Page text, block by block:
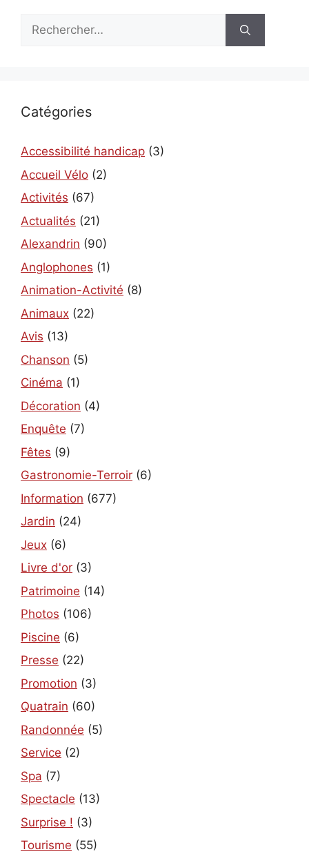
Rechercher :
Catégories
Accessibilité handicap (3)
Accueil Vélo (2)
Activités (67)
Actualités (21)
Alexandrin (90)
Anglophones (1)
Animation-Activité (8)
Animaux (22)
Avis (13)
Chanson (5)
Cinéma (1)
Décoration (4)
Enquête (7)
Fêtes (9)
Gastronomie-Terroir (6)
Information (677)
Jardin (24)
Jeux (6)
Livre d'or (3)
Patrimoine (14)
Photos (106)
Piscine (6)
Presse (22)
Promotion (3)
Quatrain (60)
Randonnée (5)
Service (2)
Spa (7)
Spectacle (13)
Surprise ! (3)
Tourisme (55)